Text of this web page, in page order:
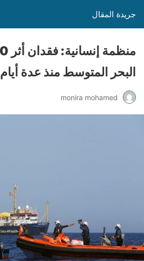
جريدة المقال
البحر المتوسط منذ عدة أيام
monira mohamed